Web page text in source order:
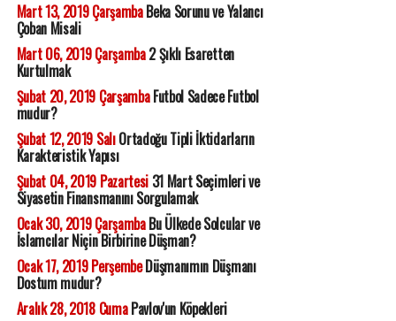
Mart 13, 2019 ÇarşambaBeka Sorunu ve Yalancı
Çoban Misali
Mart 06, 2019 Çarşamba2 Şıklı Esaretten
Kurtulmak
Şubat 20, 2019 ÇarşambaFutbol Sadece Futbol
mudur?
Şubat 12, 2019 SalıOrtadoğu Tipli İktidarların
Karakteristik Yapısı
Şubat 04, 2019 Pazartesi31 Mart Seçimleri ve
Siyasetin Finansmanını Sorgulamak
Ocak 30, 2019 ÇarşambaBu Ülkede Solcular ve
İslamcılar Niçin Birbirine Düşman?
Ocak 17, 2019 PerşembeDüşmanımın Düşmanı
Dostum mudur?
Aralık 28, 2018 CumaPavlov'un Köpekleri